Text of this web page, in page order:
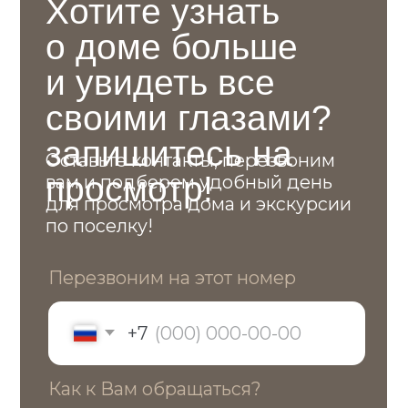
Остались вопросы?
Свяжитесь с нами или приезжайте
в офис продаж
Почта
+7 (495) 021 95-96
Контакты